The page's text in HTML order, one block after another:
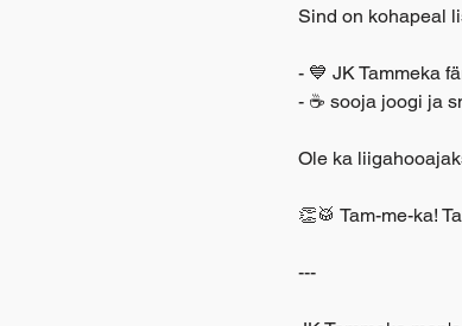
Sind on kohapeal
- 💙 JK Tammeka
- ☕ sooja joogi ja
Ole ka
👏🥁 Tam-me-ka!
---